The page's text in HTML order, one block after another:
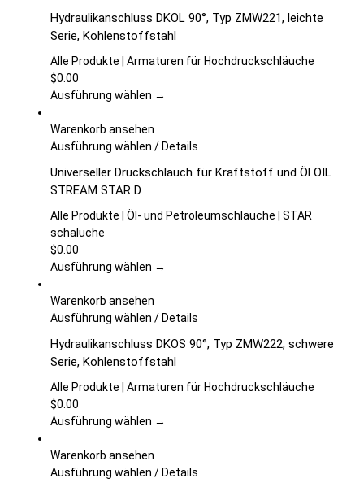
Produktseite
gewählt
werden
weist
mehrere
Varianten
Die
auf
Produktseite
werden
Hydraulikanschluss DKOL 90°, Typ ZMW221, leichte
Serie, Kohlenstoffstahl
Alle Produkte | Armaturen für Hochdruckschläuche
$0.00
Ausführung wählen →
Warenkorb ansehen
Ausführung wählen Dieses
weist
Varianten
Optionen
der
gewählt
werden
/ Details
Universeller Druckschlauch für Kraftstoff und Öl OIL
STREAM STAR D
Alle Produkte | Öl- und Petroleumschläuche | STAR
schaluche
$0.00
Ausführung wählen →
Warenkorb ansehen
Ausführung wählen Dieses
weist
mehrere
Varianten
Die
auf
/ Details
Hydraulikanschluss DKOS 90°, Typ ZMW222, schwere
Serie, Kohlenstoffstahl
Alle Produkte | Armaturen für Hochdruckschläuche
$0.00
Ausführung wählen →
Warenkorb ansehen
Ausführung wählen Dieses
/ Details